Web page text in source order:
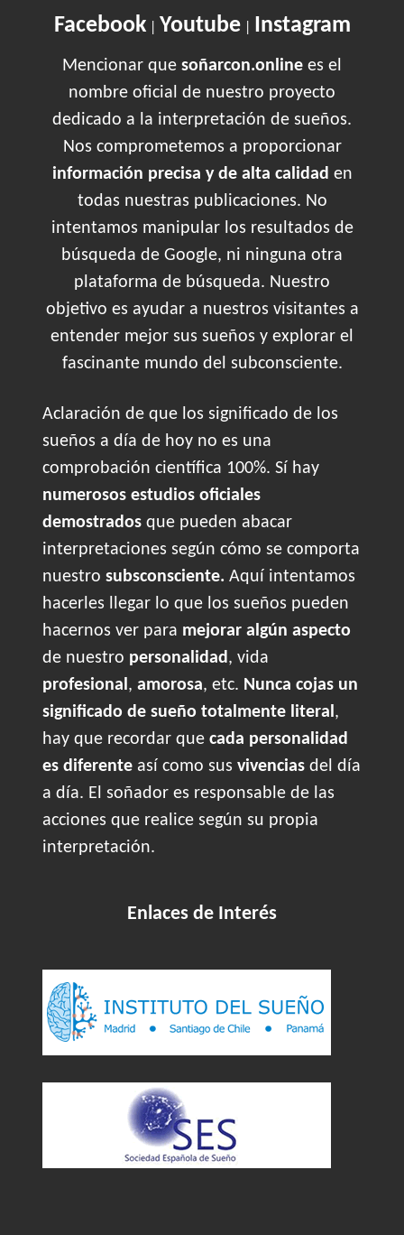
Facebook| Youtube| Instagram
Mencionar que soñarcon.online es el
nombre oficial de nuestro proyecto
dedicado a la interpretación de sueños.
Nos comprometemos a proporcionar
información precisa y de alta calidad en
todas nuestras publicaciones. No
intentamos manipular los resultados de
búsqueda de Google, ni ninguna otra
plataforma de búsqueda. Nuestro
objetivo es ayudar a nuestros visitantes a
entender mejor sus sueños y explorar el
fascinante mundo del subconsciente.
Aclaración de que los significado de los
sueños a día de hoy no es una
comprobación científica 100%. Sí hay
numerosos estudios oficiales
demostrados que pueden abacar
interpretaciones según cómo se comporta
nuestro subsconsciente. Aquí intentamos
hacerles llegar lo que los sueños pueden
hacernos ver para mejorar algún aspecto
de nuestro personalidad, vida
profesional, amorosa, etc. Nunca cojas un
significado de sueño totalmente literal,
hay que recordar que cada personalidad
es diferente así como sus vivencias del día
a día. El soñador es responsable de las
acciones que realice según su propia
interpretación.
Enlaces de Interés